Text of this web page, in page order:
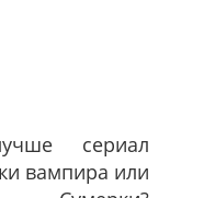
сериал
вампира или